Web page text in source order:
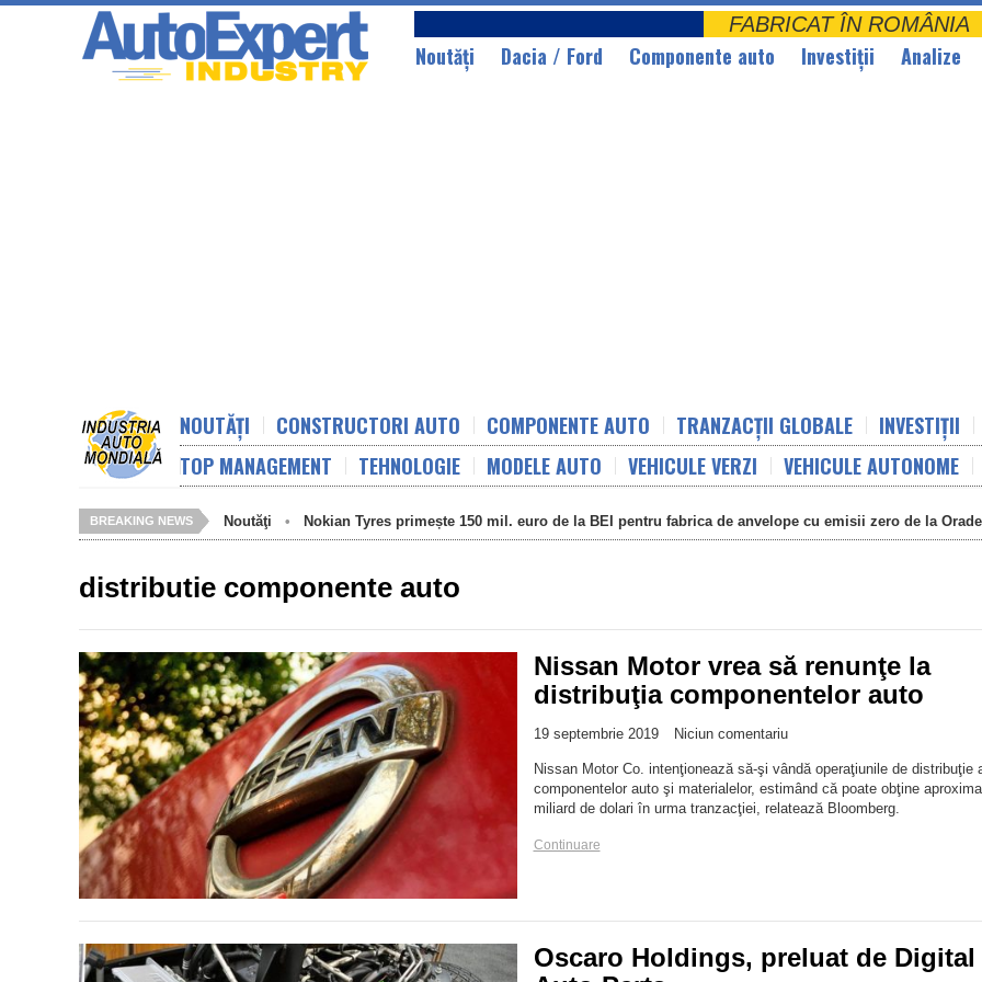
FABRICAT ÎN
Noutăţi Dacia / Ford Componente auto Investiții Analize
NOUTĂȚI CONSTRUCTORI AUTO COMPONENTE AUTO TRANZACȚII GLOBALE INVESTIȚII
TOP MANAGEMENT
TEHNOLOGIE MODELE AUTO VEHICULE VERZI VEHICULE AUTONOME
BREAKING NEWS Noutăţi • Nokian Tyres primește 150 mil. euro de la BEI pentru fabrica de anvelope cu emisii zero de la
distributie componente auto
Nissan Motor vrea să renunţe la
distribuţia componentelor auto
19 septembrie 2019 Niciun comentariu
Nissan Motor Co. intenţionează să-şi vândă operaţiunile de distribuţie
componentelor auto şi materialelor, estimând că poate obţine
miliard de dolari în urma tranzacţiei, relatează Bloomberg.
Continuare
Oscaro Holdings, preluat de Digital